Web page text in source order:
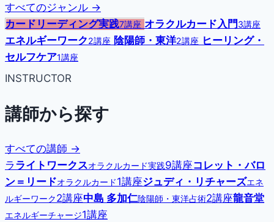
すべてのジャンル →
カードリーディング実践7講座 オラクルカード入門3講座
エネルギーワーク2講座 陰陽師・東洋2講座 ヒーリング・
セルフケア1講座
INSTRUCTOR
講師から探す
すべての講師 →
ラ ライトワークスオラクルカード実践9講座コレット・バロ
ン＝リードオラクルカード1講座ジュディ・リチャーズエネ
ルギーワーク2講座中島 多加仁陰陽師・東洋占術2講座龍音堂
エネルギーチャージ1講座